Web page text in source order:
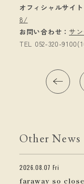
オフィシャルサイト
8/
お問い合わせ： サ
TEL 052-320-
Other News
2026.08.07 Fri
faraway so close